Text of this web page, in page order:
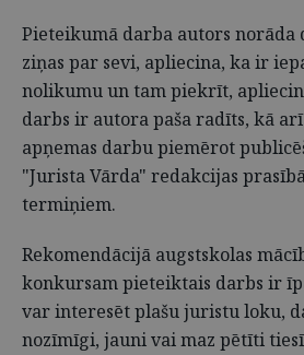
Pieteikumā darba autors norāda
ziņas par sevi, apliecina, ka ir
nolikumu un tam piekrīt,
darbs ir autora paša radīts, kā
apņemas darbu piemērot
"Jurista Vārda" redakcijas
termiņiem.
Rekomendācijā augstskolas
konkursam pieteiktais darbs ir
var interesēt plašu juristu loku,
nozīmīgi, jauni vai maz pētīti